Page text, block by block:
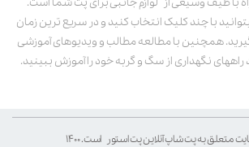
با چند کلیک انتخاب کنید و در سریع ترین زمان
همچنین با مطالعه مطالب و ویدیوهای آموزشی
راههای نگهداری از سگ و گربه خود را آموزش ببینید.
متعلق به پت شاپ آنلاین پت استور است. ۱۴۰۰